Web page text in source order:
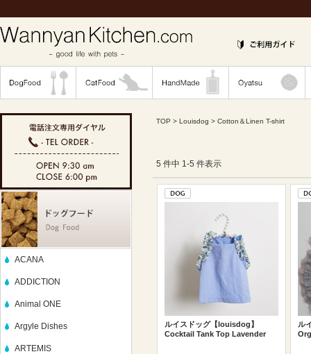
ACANA
ADDICTION
Animal ONE
Argyle Dishes
ARTEMIS
TOP > Louisdog > Cotton＆Linen T-shirt
5 件中 1-5 件表示
ルイスドッグ【louisdog】
Cocktail Tank Top Lavender
ル